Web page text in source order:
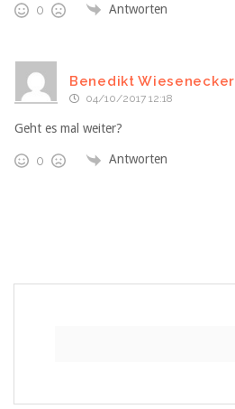
0 Antworten
Benedikt Wiesenecker
04/10/2017 12:18
Geht es mal weiter?
0 Antworten